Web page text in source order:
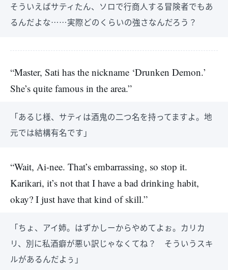
そういえばサティたん、ソロで行商人する冒険者でもあ
るんだよな……実際どのくらいの強さなんだろう？
“Master, Sati has the nickname ‘Drunken Demon.’
She’s quite famous in the area.”
「あるじ様、サティは酒鬼の二つ名を持ってますよ。地
元では結構有名です」
“Wait, Ai-nee. That’s embarrassing, so stop it.
Karikari, it’s not that I have a bad drinking habit,
okay? I just have that kind of skill.”
「ちょ、アイ姉。はずかしーからやめてよぉ。カリカ
リ、別に私酒癖が悪い訳じゃなくてね？ そういうスキ
ルがあるんだよぅ」